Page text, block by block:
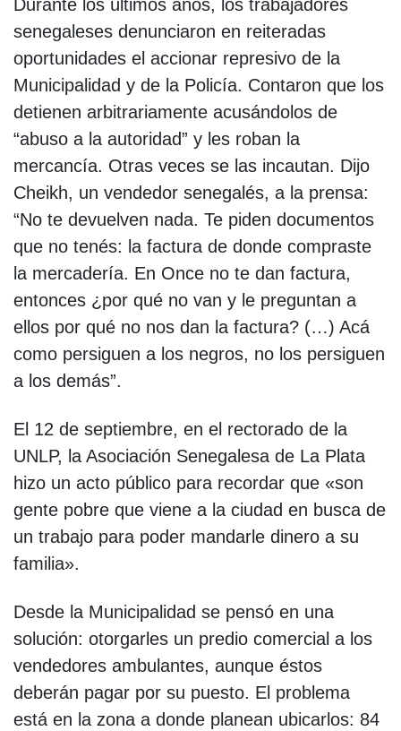
Durante los últimos años, los trabajadores
senegaleses denunciaron en reiteradas
oportunidades el accionar represivo de la
Municipalidad y de la Policía. Contaron que los
detienen arbitrariamente acusándolos de
“abuso a la autoridad” y les roban la
mercancía. Otras veces se las incautan. Dijo
Cheikh, un vendedor senegalés, a la prensa:
“No te devuelven nada. Te piden documentos
que no tenés: la factura de donde compraste
la mercadería. En Once no te dan factura,
entonces ¿por qué no van y le preguntan a
ellos por qué no nos dan la factura? (…) Acá
como persiguen a los negros, no los persiguen
a los demás”.
El 12 de septiembre, en el rectorado de la
UNLP, la Asociación Senegalesa de La Plata
hizo un acto público para recordar que «son
gente pobre que viene a la ciudad en busca de
un trabajo para poder mandarle dinero a su
familia».
Desde la Municipalidad se pensó en una
solución: otorgarles un predio comercial a los
vendedores ambulantes, aunque éstos
deberán pagar por su puesto. El problema
está en la zona a donde planean ubicarlos: 84